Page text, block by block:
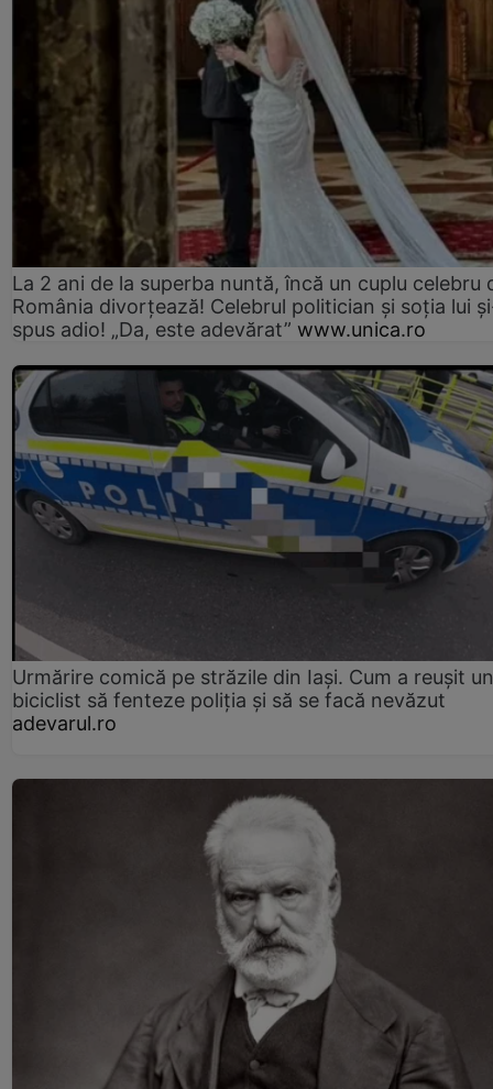
La 2 ani de la superba nuntă, încă un cuplu celebru
România divorțează! Celebrul politician și soția lui
spus adio! „Da, este adevărat” www.unica.ro
Urmărire comică pe străzile din Iași. Cum a reușit un
biciclist să fenteze poliția și să se facă nevăzut
adevarul.ro